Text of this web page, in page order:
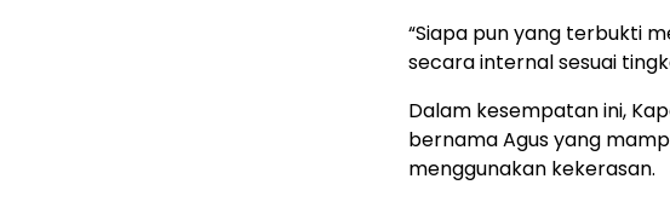
“Siapa pun yang terbukti
secara internal sesuai
Dalam kesempatan ini,
bernama Agus yang
menggunakan kekerasan.